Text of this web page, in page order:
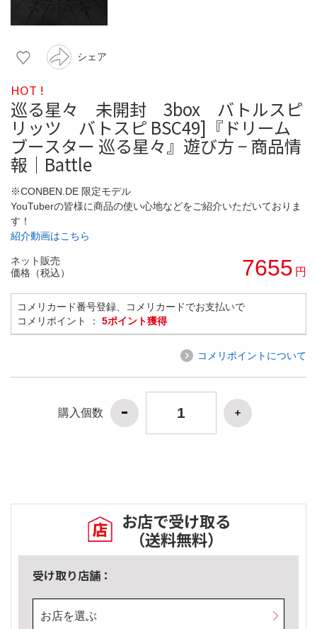
シェア
HOT !
巡る星々 未開封 3box バトルスピ
リッツ バトスピ BSC49]『ドリーム
ブースター 巡る星々』遊び方 − 商品情
報｜Battle
※CONBEN.DE 限定モデル
YouTuberの皆様に商品の使い心地などをご紹介いただいておりま
す！
紹介動画はこちら
ネット販売
価格（税込）
7655 円
コメリカード番号登録、コメリカードでお支払いで
コメリポイント ： 5ポイント獲得
コメリポイントについて
購入個数
お店で受け取る
（送料無料）
受け取り店舗：
お店を選ぶ